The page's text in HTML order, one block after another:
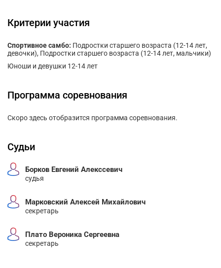
Критерии участия
Спортивное самбо: Подростки старшего возраста (12-14 лет,
девочки), Подростки старшего возраста (12-14 лет, мальчики)
Юноши и девушки 12-14 лет
Программа соревнования
Скоро здесь отобразится программа соревнования.
Судьи
Борков Евгений Алекссевич
судья
Марковский Алексей Михайлович
секретарь
Плато Вероника Сергеевна
секретарь